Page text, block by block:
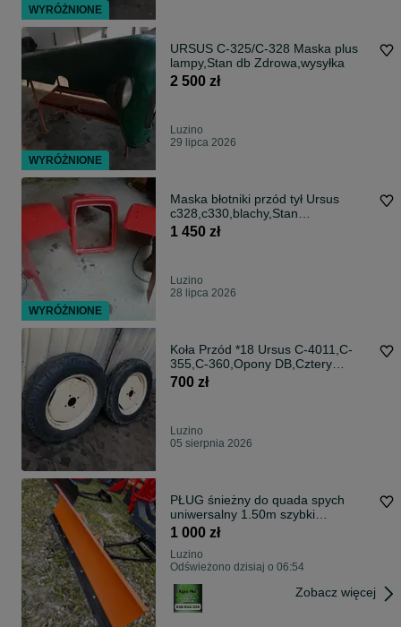
URSUS C-325/C-328 Maska plus
lampy,Stan db Zdrowa,wysyłka
2 500 zł
Luzino
29 lipca 2026
Maska błotniki przód tył Ursus
c328,c330,blachy,Stan
Db,WYSYŁKA
1 450 zł
Luzino
28 lipca 2026
Koła Przód *18 Ursus C-4011,C-
355,C-360,Opony DB,Cztery
śruby,WYSYŁKA
700 zł
Luzino
05 sierpnia 2026
PŁUG śnieżny do quada spych
uniwersalny 1.50m szybki
montaż+PŁYTA
1 000 zł
Luzino
Odświeżono dzisiaj o 06:54
Zobacz więcej
WYRÓŻNIONE
WYRÓŻNIONE
WYRÓŻNIONE